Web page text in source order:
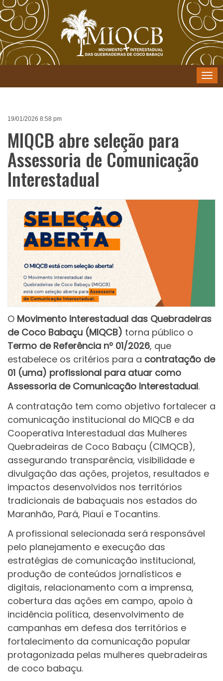
Menu
19/01/2026 8:58 pm
MIQCB abre seleção para
Assessoria de Comunicação
Interestadual
O Movimento Interestadual das Quebradeiras
de Coco Babaçu (MIQCB) torna público o
Termo de Referência nº 01/2026, que
estabelece os critérios para a contratação de
01 (uma) profissional para atuar como
Assessoria de Comunicação Interestadual.
A contratação tem como objetivo fortalecer a
comunicação institucional do MIQCB e da
Cooperativa Interestadual das Mulheres
Quebradeiras de Coco Babaçu (CIMQCB),
assegurando transparência, visibilidade e
divulgação das ações, projetos, resultados e
impactos desenvolvidos nos territórios
tradicionais de babaçuais nos estados do
Maranhão, Pará, Piauí e Tocantins.
A profissional selecionada será responsável
pelo planejamento e execução das
estratégias de comunicação institucional,
produção de conteúdos jornalísticos e
digitais, relacionamento com a imprensa,
cobertura das ações em campo, apoio à
incidência política, desenvolvimento de
campanhas em defesa dos territórios e
fortalecimento da comunicação popular
protagonizada pelas mulheres quebradeiras
de coco babaçu.